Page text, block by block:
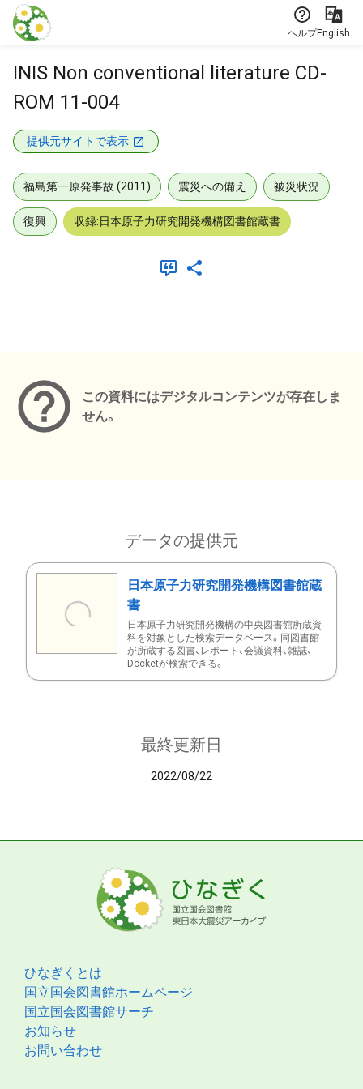
本文に飛ぶ
ヘルプEnglish
INIS Non conventional literature CD-
ROM 11-004
提供元サイトで表示
福島第一原発事故 (2011) 震災への備え 被災状況
復興 収録:日本原子力研究開発機構図書館蔵書
この資料にはデジタルコンテンツが存在しま
せん。
データの提供元
日本原子力研究開発機構図書館蔵
書
日本原子力研究開発機構の中央図書館所蔵資
料を対象とした検索データベース。同図書館
が所蔵する図書、レポート、会議資料、雑誌、
Docketが検索できる。
最終更新日
2022/08/22
ひなぎくとは
国立国会図書館ホームページ
国立国会図書館サーチ
お知らせ
お問い合わせ